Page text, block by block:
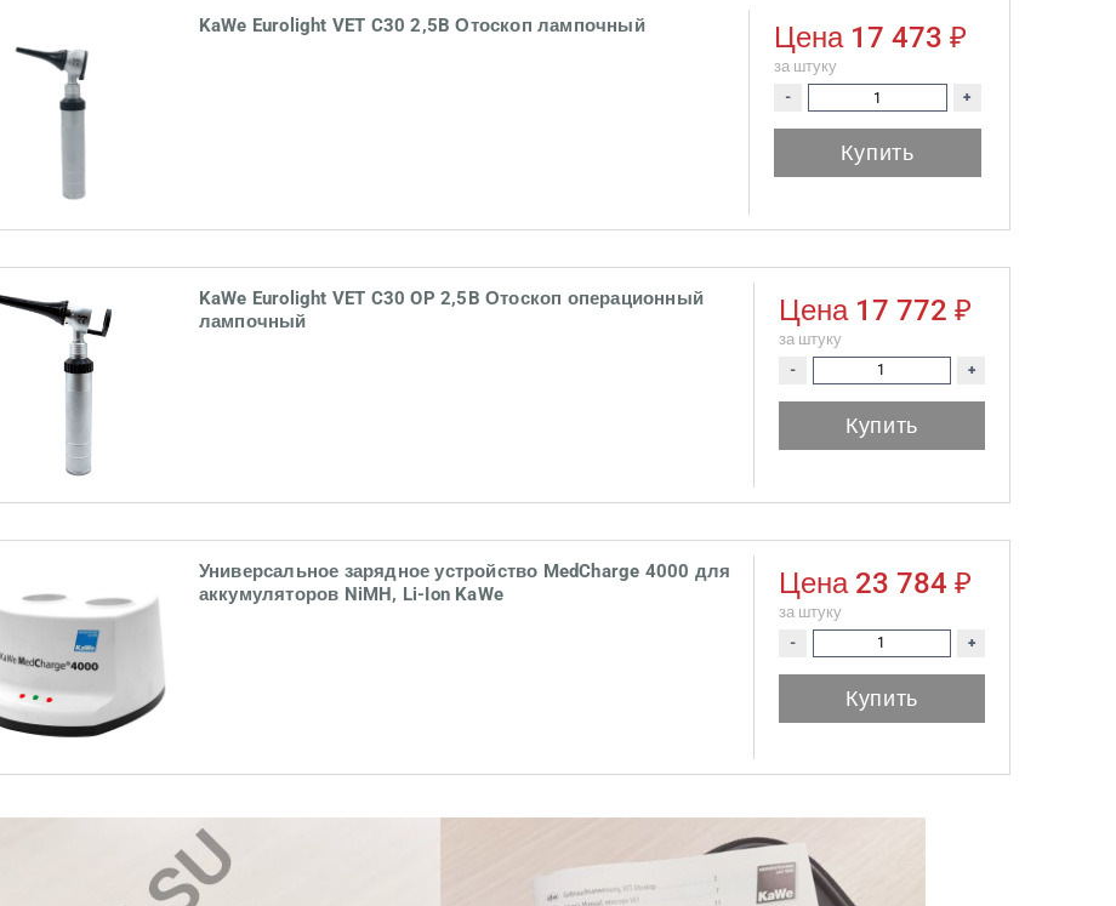
KaWe Eurolight VET C30 2,5B Отоскоп лампочный Цена 17 473 ₽
за штуку
- +
Купить
KaWe Eurolight VET C30 OP 2,5B Отоскоп операционный
лампочный
Цена 17 772 ₽
за штуку
- +
Купить
Универсальное зарядное устройство MedCharge 4000 для
аккумуляторов NiMH, Li-Ion KaWe
Цена 23 784 ₽
за штуку
- +
Купить